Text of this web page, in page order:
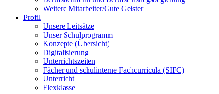
Weitere Mitarbeiter/Gute Geister
Profil
Unsere Leitsätze
Unser Schulprogramm
Konzepte (Übersicht)
Digitalisierung
Unterrichtszeiten
Fächer und schulinterne Fachcurricula (SIFC)
Unterricht
Flexklasse